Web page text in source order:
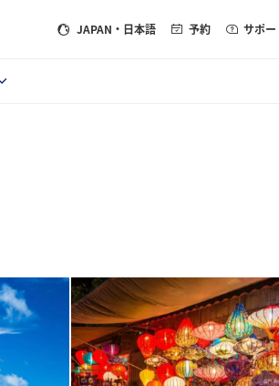
JAPAN ・日本語 予約 サポ